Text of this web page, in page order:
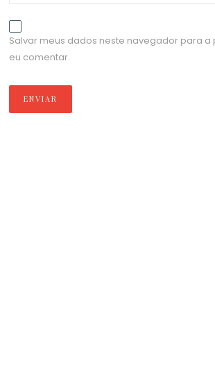
Salvar meus dados neste navegador para a
eu comentar.